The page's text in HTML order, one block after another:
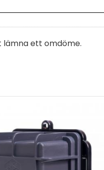
lämna ett omdöme.